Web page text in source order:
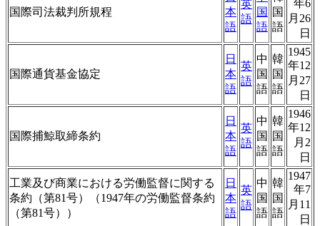
国際司法裁判所規程
本
語
英
語
国
語
国
語
年6
月26
日
国際通貨基金協定
日
本
語
英
語
中
国
語
韓
国
語
1945
年12
月27
日
国際捕鯨取締条約
日
本
語
英
語
中
国
語
韓
国
語
1946
年12
月2
日
工業及び商業における労働監督に関する
条約（第81号）（1947年の労働監督条約
（第81号））
日
本
語
英
語
中
国
語
韓
国
語
1947
年7
月11
日